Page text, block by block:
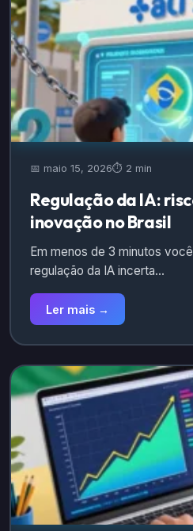
📅 maio 15, 2026⏱️ 2 min
Regulação da IA:
inovação no Brasil
Em menos de 3 minutos
regulação da IA incerta…
Ler mais →